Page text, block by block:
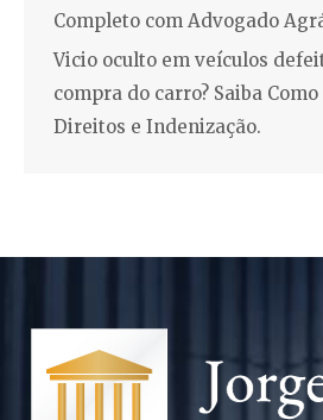
Completo com Advogado
Vicio oculto em veículos
compra do carro? Saiba
Direitos e Indenização.